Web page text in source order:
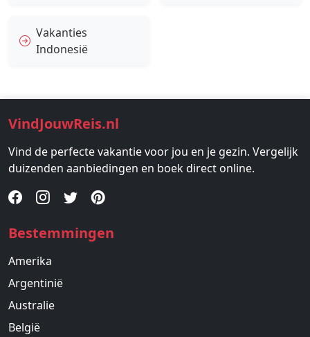
Vakanties
Indonesië
VindJouwReis.nl
Vind de perfecte vakantie voor jou en je gezin. Vergelijk
duizenden aanbiedingen en boek direct online.
Bestemmingen
Amerika
Argentinië
Australie
België